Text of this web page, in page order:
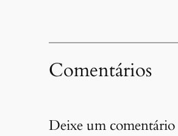
Comentários
Deixe um comentário